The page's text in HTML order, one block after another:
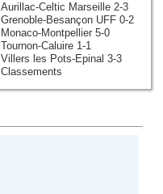
Aurillac-Celtic Marseille 2-3
Grenoble-Besançon UFF 0-2
Monaco-Montpellier 5-0
Tournon-Caluire 1-1
Villers les Pots-Epinal 3-3
Classements